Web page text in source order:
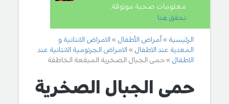
معلومات صحية موثوقة,
تحقق هنا.
الرئيسية أمراض الأطفال
الامراض الانتانية و
المعدية عند الاطفال
الامراض الجرثومية الانتانية عند
الاطفال
حمى الجبال الصخرية المبقعة الخاطفة
حمى الجبال الصخرية